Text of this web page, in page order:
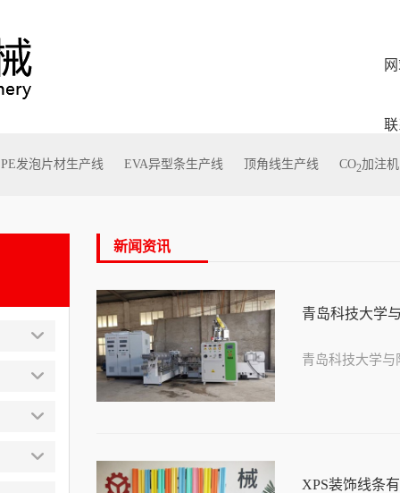
联
PE发泡片材生产线 EVA异型条生产线 顶角线生产线 CO2加注机
新闻资讯
青岛科技大学
青岛科技大学
XPS装饰线条